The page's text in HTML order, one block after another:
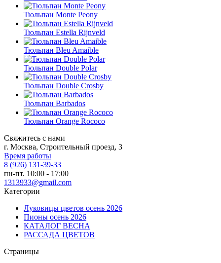
Тюльпан Monte Peony
Тюльпан Estella Rijnveld
Тюльпан Bleu Amaible
Тюльпан Double Polar
Тюльпан Double Crosby
Тюльпан Barbados
Тюльпан Orange Rococo
Свяжитесь с нами
г. Москва, Строительный проезд, 3
Время работы
8 (926) 131-39-33
пн-пт. 10:00 - 17:00
1313933@gmail.com
Категории
Луковицы цветов осень 2026
Пионы осень 2026
КАТАЛОГ ВЕСНА
РАССАДА ЦВЕТОВ
Страницы